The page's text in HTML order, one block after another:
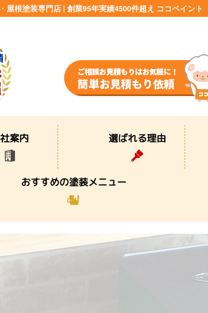
屋根塗装専門店 | 創業95年実績4500件超え ココペイント
案内 選ばれる理由
おすすめの塗装メニュー